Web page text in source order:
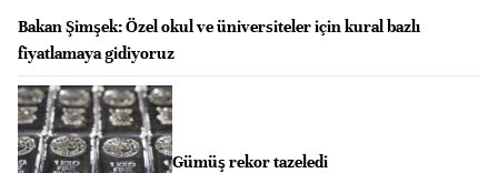
Bakan Şimşek: Özel okul ve üniversiteler için kural bazlı
fiyatlamaya gidiyoruz
Gümüş rekor tazeledi